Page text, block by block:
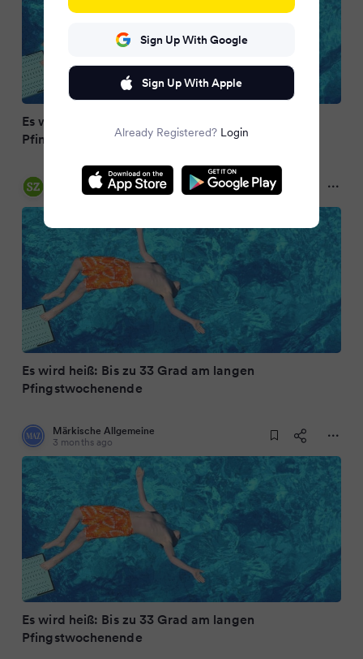
Es wird heiß: Bis zu 33 Grad am langen
Pfingstwochenende
Sächsische.de
3 months ago
Es wird heiß: Bis zu 33 Grad am langen
Pfingstwochenende
Märkische Allgemeine
3 months ago
Es wird heiß: Bis zu 33 Grad am langen
Pfingstwochenende
Sign Up With Google
Sign Up With Apple
Already Registered? Login